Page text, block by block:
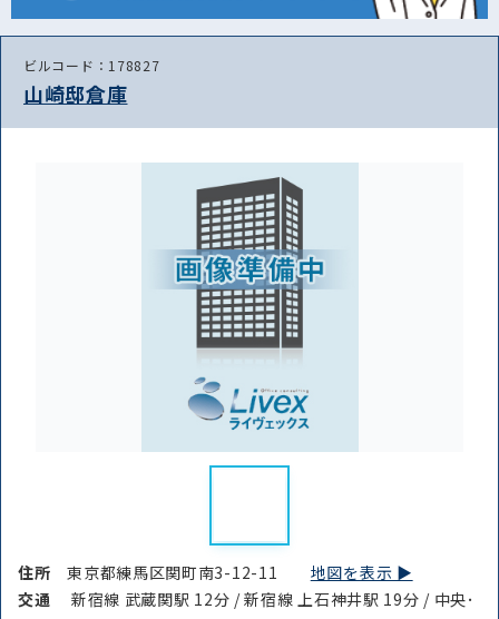
ビルコード：178827
山崎邸倉庫
住所東京都練馬区関町南3-12-11 地図を表示 ▶︎
交通
新宿線 武蔵関駅 12分 / 新宿線 上石神井駅 19分 / 中央･